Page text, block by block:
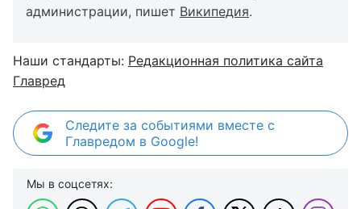
администрации, пишет Википедия.
Наши стандарты: Редакционная политика сайта
Главред
Следите за событиями вместе с
Главредом в Google!
Мы в соцсетях: